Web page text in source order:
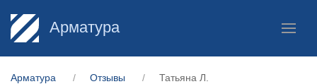
Арматура
Арматура Отзывы Татьяна Л.